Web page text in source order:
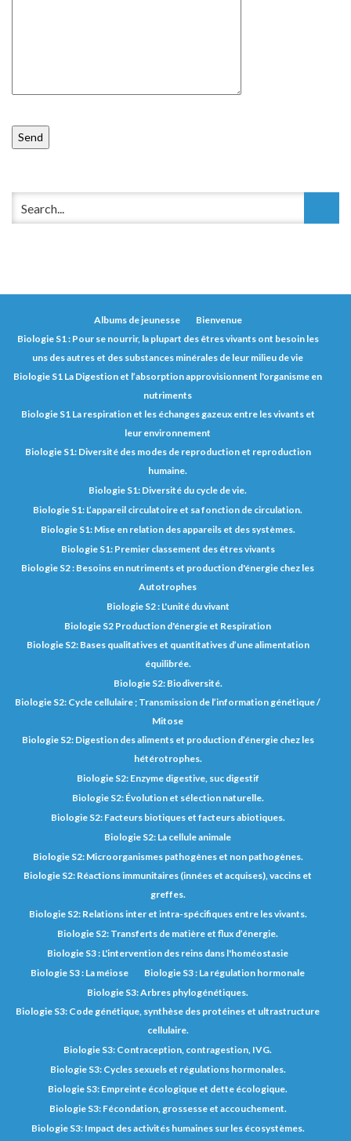
Albums de jeunesse
Bienvenue
Biologie S1 : Pour se nourrir, la plupart des êtres vivants ont besoin les
uns des autres et des substances minérales de leur milieu de vie
Biologie S1 La Digestion et l’absorption approvisionnent l'organisme en
nutriments
Biologie S1 La respiration et les échanges gazeux entre les vivants et
leur environnement
Biologie S1: Diversité des modes de reproduction et reproduction
humaine.
Biologie S1: Diversité du cycle de vie.
Biologie S1: L’appareil circulatoire et sa fonction de circulation.
Biologie S1: Mise en relation des appareils et des systèmes.
Biologie S1: Premier classement des êtres vivants
Biologie S2 : Besoins en nutriments et production d'énergie chez les
Autotrophes
Biologie S2 : L'unité du vivant
Biologie S2 Production d'énergie et Respiration
Biologie S2: Bases qualitatives et quantitatives d’une alimentation
équilibrée.
Biologie S2: Biodiversité.
Biologie S2: Cycle cellulaire ; Transmission de l’information génétique /
Mitose
Biologie S2: Digestion des aliments et production d’énergie chez les
hétérotrophes.
Biologie S2: Enzyme digestive, suc digestif
Biologie S2: Évolution et sélection naturelle.
Biologie S2: Facteurs biotiques et facteurs abiotiques.
Biologie S2: La cellule animale
Biologie S2: Microorganismes pathogènes et non pathogènes.
Biologie S2: Réactions immunitaires (innées et acquises), vaccins et
greffes.
Biologie S2: Relations inter et intra-spécifiques entre les vivants.
Biologie S2: Transferts de matière et flux d’énergie.
Biologie S3 : L'intervention des reins dans l'homéostasie
Biologie S3 : La méiose
Biologie S3 : La régulation hormonale
Biologie S3: Arbres phylogénétiques.
Biologie S3: Code génétique, synthèse des protéines et ultrastructure
cellulaire.
Biologie S3: Contraception, contragestion, IVG.
Biologie S3: Cycles sexuels et régulations hormonales.
Biologie S3: Empreinte écologique et dette écologique.
Biologie S3: Fécondation, grossesse et accouchement.
Biologie S3: Impact des activités humaines sur les écosystèmes.